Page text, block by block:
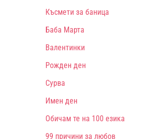
Късмети за баница
Баба Марта
Валентинки
Рожден ден
Сурва
Имен ден
Обичам те на 100 езика
99 причини за любов